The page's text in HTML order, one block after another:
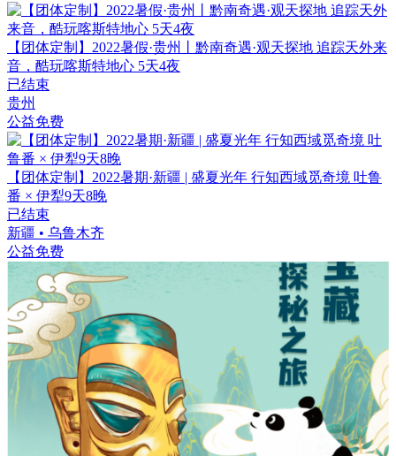
【团体定制】2022暑假·贵州丨黔南奇遇·观天探地 追踪天外来
音，酷玩喀斯特地心 5天4夜
已结束
贵州
公益免费
【团体定制】2022暑期·新疆 | 盛夏光年 行知西域觅奇境 吐鲁
番 × 伊犁9天8晚
已结束
新疆 • 乌鲁木齐
公益免费